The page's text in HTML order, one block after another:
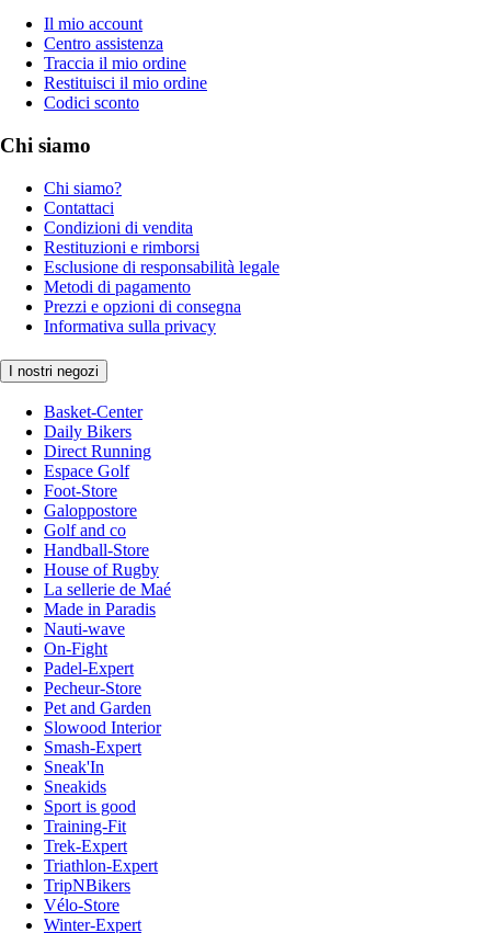
Il mio account
Centro assistenza
Traccia il mio ordine
Restituisci il mio ordine
Codici sconto
Chi siamo
Chi siamo?
Contattaci
Condizioni di vendita
Restituzioni e rimborsi
Esclusione di responsabilità legale
Metodi di pagamento
Prezzi e opzioni di consegna
Informativa sulla privacy
I nostri negozi
Basket-Center
Daily Bikers
Direct Running
Espace Golf
Foot-Store
Galoppostore
Golf and co
Handball-Store
House of Rugby
La sellerie de Maé
Made in Paradis
Nauti-wave
On-Fight
Padel-Expert
Pecheur-Store
Pet and Garden
Slowood Interior
Smash-Expert
Sneak'In
Sneakids
Sport is good
Training-Fit
Trek-Expert
Triathlon-Expert
TripNBikers
Vélo-Store
Winter-Expert